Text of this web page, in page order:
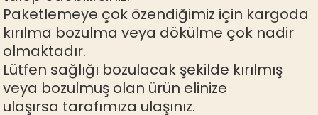
Paketlemeye çok özendiğimiz için kargoda
kırılma bozulma veya dökülme çok nadir
olmaktadır.
Lütfen sağlığı bozulacak şekilde kırılmış
veya bozulmuş olan ürün elinize
ulaşırsa tarafımıza ulaşınız.